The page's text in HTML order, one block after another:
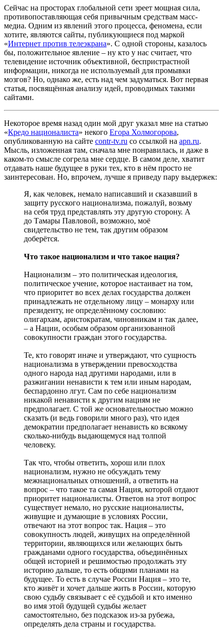
Сейчас на просторах глобальной сети зреет мощная сила,
противопоставляющая себя привычным средствам масс-
медиа. Одним из явлений этого процесса, феномена, если
хотите, являются сайты, публикующиеся под маркой
«Интернет против телеэкрана». С одной стороны, казалось
бы, положительное явление – ну кто у нас считает, что
телевидение источник объективной, беспристрастной
информации, никогда не используемый для промывки
мозгов? Но, однако же, есть над чем задуматься. Вот первая
статья, посвящённая анализу идей, проводимых такими
сайтами.
Некоторое время назад один мой друг указал мне на статью
«Кредо националиста» некого Егора Холмогорова,
опубликованную на сайте contr-tv.ru со ссылкой на apn.ru.
Мысль, изложенная там, сначала мне понравилась, и даже в
каком-то смысле согрела мне сердце. В самом деле, хватит
отдавать наше будущее в руки тех, кто в нём просто не
заинтересован. Но, впрочем, лучше я приведу пару выдержек:
Я, как человек, немало написавший и сказавший в
защиту русского национализма, пожалуй, возьму
на себя труд представлять эту другую сторону. А
до Тамары Павловой, возможно, моё
свидетельство не тем, так другим образом
доберётся.
Что такое национализм и что такое нация?
Национализм – это политическая идеология,
политическое учение, которое настаивает на том,
что приоритет во всех делах государства должен
принадлежать не отдельному лицу – монарху или
президенту, не определённому сословию:
олигархам, аристократам, чиновникам и так далее,
– а Нации, особым образом организованной
совокупности граждан этого государства.
Те, кто говорят иначе и утверждают, что сущность
национализма в утверждении превосходства
одного народа над другими народами, или в
разжигании ненависти к тем или иным народам,
беспардонно лгут. Сам по себе национализм
никакой ненависти к другим нациям не
предполагает. С той же основательностью можно
сказать (и ведь говорили много раз), что идея
демократии предполагает ненависть ко всякому
сколько-нибудь выдающемуся над толпой
человеку.
Так что, чтобы ответить, хорош или плох
национализм, нужно не обсуждать тему
межнациональных отношений, а ответить на
вопрос – что такое та самая Нация, которой отдают
приоритет националисты. Ответов на этот вопрос
существует немало, но русские националисты,
живущие и думающие в условиях России,
отвечают на этот вопрос так. Нация – это
совокупность людей, живущих на определённой
территории, являющихся или желающих быть
гражданами одного государства, объединённых
общей историей и решимостью продолжать эту
историю дальше, то есть общими планами на
будущее. То есть в случае России Нация – это те,
кто живёт и хочет дальше жить в России, которую
свою судьбу связывает с её судьбой и кто именно
во имя этой будущей судьбы желает
самостоятельно, без подсказок из-за рубежа,
определять дела страны и государства.